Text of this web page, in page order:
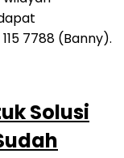
Solusi